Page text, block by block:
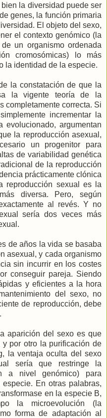
la diversidad puede ser
genes, la función primaria
El objeto del sexo,
el contexto genómico (la
un organismo ordenada
cromosómicas) lo más
la identidad de la especie.
la constatación de que la
la vigente teoría de la
completamente correcta. Si
incrementar la
evolucionado, argumentan
la reproducción asexual,
un progenitor para
de variabilidad genética
de la reproducción
prácticamente clónica
reproducción sexual es la
diversa. Pero, según
al revés. Y no
sería dos veces más
de años la vida se basaba
asexual, y cada organismo
sin incurrir en los costes
conseguir pareja. Siendo
y eficientes a la hora
del sexo, no
de reproducción, debe
aparición del sexo es que
por otro la purificación de
la ventaja oculta del sexo
sería que restringe la
a nivel genómico) para
En otras palabras,
en la especie B,
la microevolución (la
forma de adaptación al